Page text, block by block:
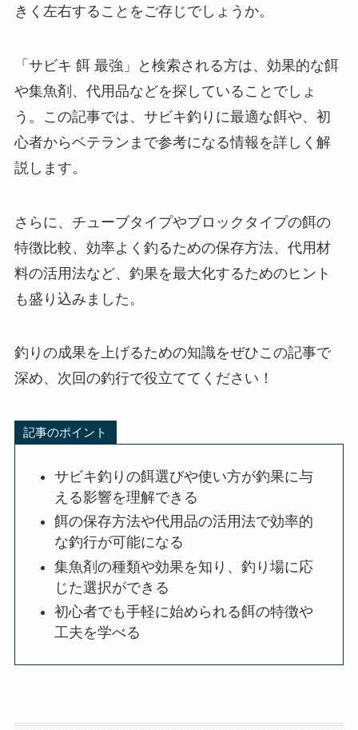
きく左右することをご存じでしょうか。
「サビキ 餌 最強」と検索される方は、効果的な餌
や集魚剤、代用品などを探していることでしょ
う。この記事では、サビキ釣りに最適な餌や、初
心者からベテランまで参考になる情報を詳しく解
説します。
さらに、チューブタイプやブロックタイプの餌の
特徴比較、効率よく釣るための保存方法、代用材
料の活用法など、釣果を最大化するためのヒント
も盛り込みました。
釣りの成果を上げるための知識をぜひこの記事で
深め、次回の釣行で役立ててください！
記事のポイント
サビキ釣りの餌選びや使い方が釣果に与
える影響を理解できる
餌の保存方法や代用品の活用法で効率的
な釣行が可能になる
集魚剤の種類や効果を知り、釣り場に応
じた選択ができる
初心者でも手軽に始められる餌の特徴や
工夫を学べる